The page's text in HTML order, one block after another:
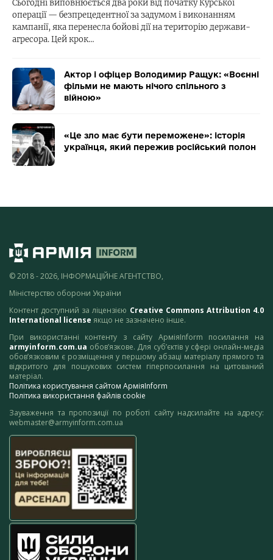
Сьогодні виповнюється два роки від початку Курської
операції — безпрецедентної за задумом і виконанням
кампанії, яка перенесла бойові дії на територію держави-
агресора. Цей крок…
Актор і офіцер Володимир Ращук: «Воєнні
фільми не мають нічого спільного з
війною»
«Це зло має бути переможене»: історія
українця, який пережив російський полон
© 2018 - 2026, ІНФОРМАЦІЙНЕ АГЕНТСТВО,
Міністерство оборони України
Контент доступний за ліцензією Creative Commons Attribution 4.0
International license якщо не зазначено інше.
При використанні контенту з сайту АрміяInform посилання на
armyinform.com.ua обов’язкове. Для суб’єктів у сфері онлайн-медіа
обов’язковим є розміщення у першому абзаці матеріалу прямого та
відкритого для пошукових систем гіперпосилання на цитований
матеріал.
Політика користування сайтом АрміяInform
Політика використання файлів cookie
Зауваження та пропозиції по роботі сайту надсилайте на адресу:
webmaster@armyinform.com.ua